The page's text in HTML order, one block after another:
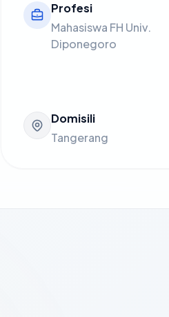
Profesi
Mahasiswa FH Univ.
Diponegoro
Domisili
Tangerang